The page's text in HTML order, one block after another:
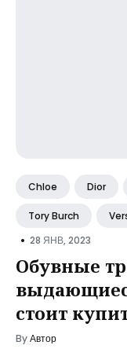
Chloe Dior
Tory Burch
• 28 ЯНВ, 2023
Обувные
стоит
ByАвтор